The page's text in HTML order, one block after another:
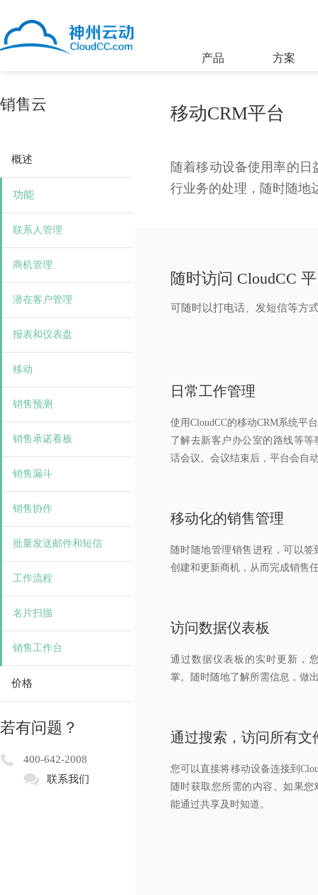
产品 方案
销售云
概述
功能
联系人管理
商机管理
潜在客户管理
报表和仪表盘
移动
销售预测
销售承诺看板
销售漏斗
销售协作
批量发送邮件和短信
工作流程
名片扫描
销售工作台
价格
若有问题？
400-642-2008
联系我们
移动CRM平台
随着移动设备使用率的
行业务的处理，随时随地
随时访问 CloudCC
可随时以打电话、发短信等方
日常工作管理
使用CloudCC的移动CRM系统平
了解去新客户办公室的路线等
话会议。会议结束后，平台会自
移动化的销售管理
随时随地管理销售进程，可以
创建和更新商机，从而完成销售
访问数据仪表板
通过数据仪表板的实时更新，
掌。随时随地了解所需信息，做
通过搜索，访问所有文
您可以直接将移动设备连接到
随时获取您所需的内容。如果
能通过共享及时知道。